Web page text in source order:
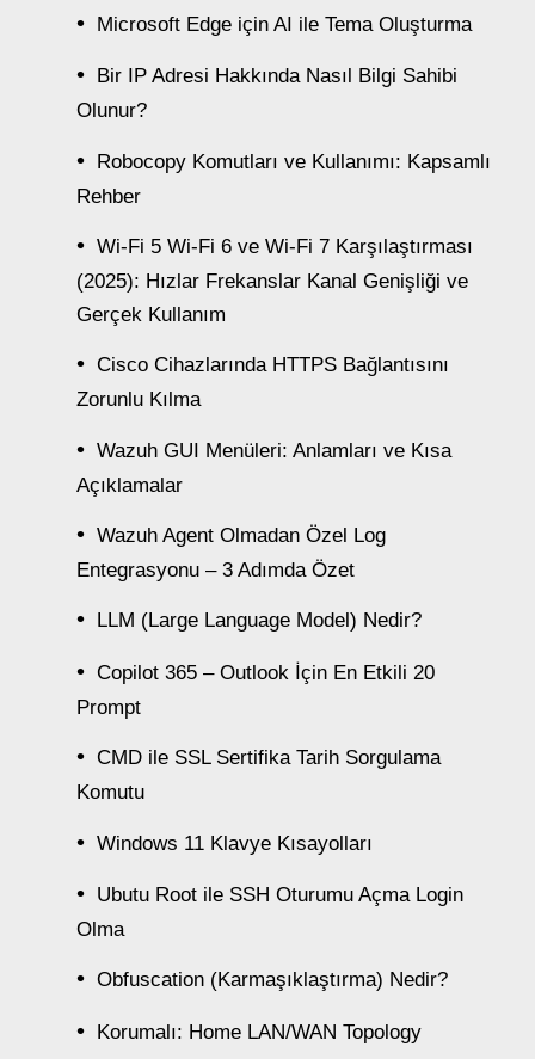
Microsoft Edge için AI ile Tema Oluşturma
Bir IP Adresi Hakkında Nasıl Bilgi Sahibi
Olunur?
Robocopy Komutları ve Kullanımı: Kapsamlı
Rehber
Wi-Fi 5 Wi-Fi 6 ve Wi-Fi 7 Karşılaştırması
(2025): Hızlar Frekanslar Kanal Genişliği ve
Gerçek Kullanım
Cisco Cihazlarında HTTPS Bağlantısını
Zorunlu Kılma
Wazuh GUI Menüleri: Anlamları ve Kısa
Açıklamalar
Wazuh Agent Olmadan Özel Log
Entegrasyonu – 3 Adımda Özet
LLM (Large Language Model) Nedir?
Copilot 365 – Outlook İçin En Etkili 20
Prompt
CMD ile SSL Sertifika Tarih Sorgulama
Komutu
Windows 11 Klavye Kısayolları
Ubutu Root ile SSH Oturumu Açma Login
Olma
Obfuscation (Karmaşıklaştırma) Nedir?
Korumalı: Home LAN/WAN Topology